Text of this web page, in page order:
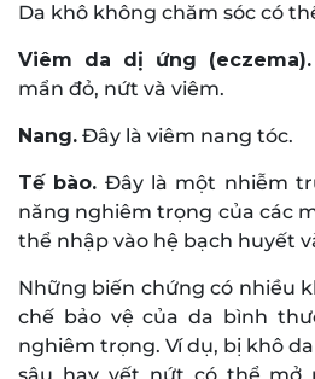
Da khô không chăm sóc có
Viêm da dị ứng (eczema).
mẩn đỏ, nứt và viêm.
Nang. Đây là viêm nang tóc.
Tế bào. Đây là một nhiễm
năng nghiêm trọng của các
thể nhập vào hệ bạch huyết
Những biến chứng có nhiều
chế bảo vệ của da bình
nghiêm trọng. Ví dụ, bị khô